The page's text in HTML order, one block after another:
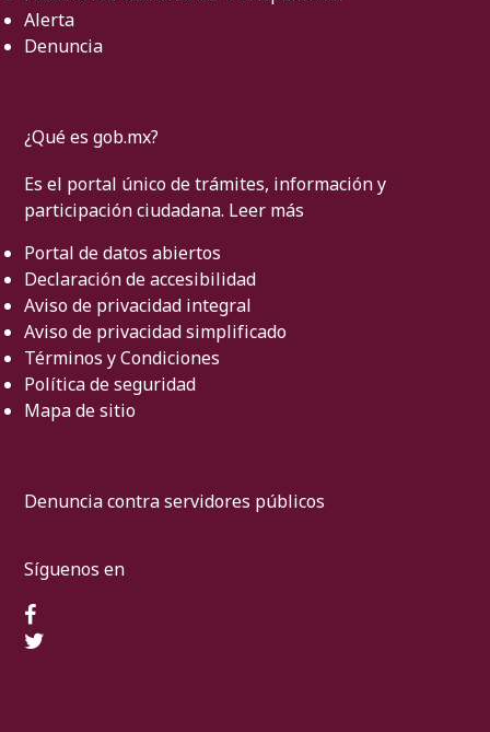
Alerta
Denuncia
¿Qué es gob.mx?
Es el portal único de trámites, información y
participación ciudadana. Leer más
Portal de datos abiertos
Declaración de accesibilidad
Aviso de privacidad integral
Aviso de privacidad simplificado
Términos y Condiciones
Política de seguridad
Mapa de sitio
Denuncia contra servidores públicos
Síguenos en